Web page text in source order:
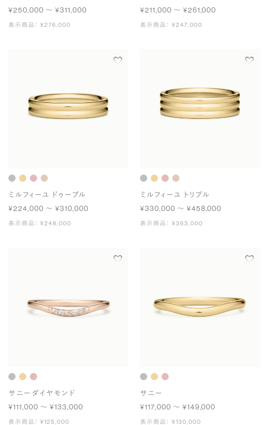
¥250,000 〜 ¥311,000
表示商品： ¥276,000
¥211,000 〜 ¥261,000
表示商品： ¥247,000
ミルフィーユ ドゥーブル
¥224,000 〜 ¥310,000
表示商品： ¥248,000
ミルフィーユ トリプル
¥330,000 〜 ¥458,000
表示商品： ¥363,000
サニー ダイヤモンド
¥111,000 〜 ¥133,000
表示商品： ¥125,000
サニー
¥117,000 〜 ¥149,000
表示商品： ¥130,000